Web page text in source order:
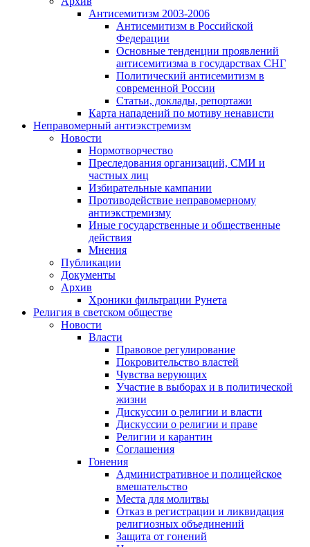
Антисемитизм 2003-2006
Антисемитизм в Российской
Федерации
Основные тенденции проявлений
антисемитизма в государствах СНГ
Политический антисемитизм в
современной России
Статьи, доклады, репортажи
Карта нападений по мотиву ненависти
Неправомерный антиэкстремизм
Новости
Нормотворчество
Преследования организаций, СМИ и
частных лиц
Избирательные кампании
Противодействие неправомерному
антиэкстремизму
Иные государственные и общественные
действия
Мнения
Публикации
Документы
Архив
Хроники фильтрации Рунета
Религия в светском обществе
Новости
Власти
Правовое регулирование
Покровительство властей
Чувства верующих
Участие в выборах и в политической
жизни
Дискуссии о религии и власти
Дискуссии о религии и праве
Религии и карантин
Соглашения
Гонения
Административное и полицейское
вмешательство
Места для молитвы
Отказ в регистрации и ликвидация
религиозных объединений
Защита от гонений